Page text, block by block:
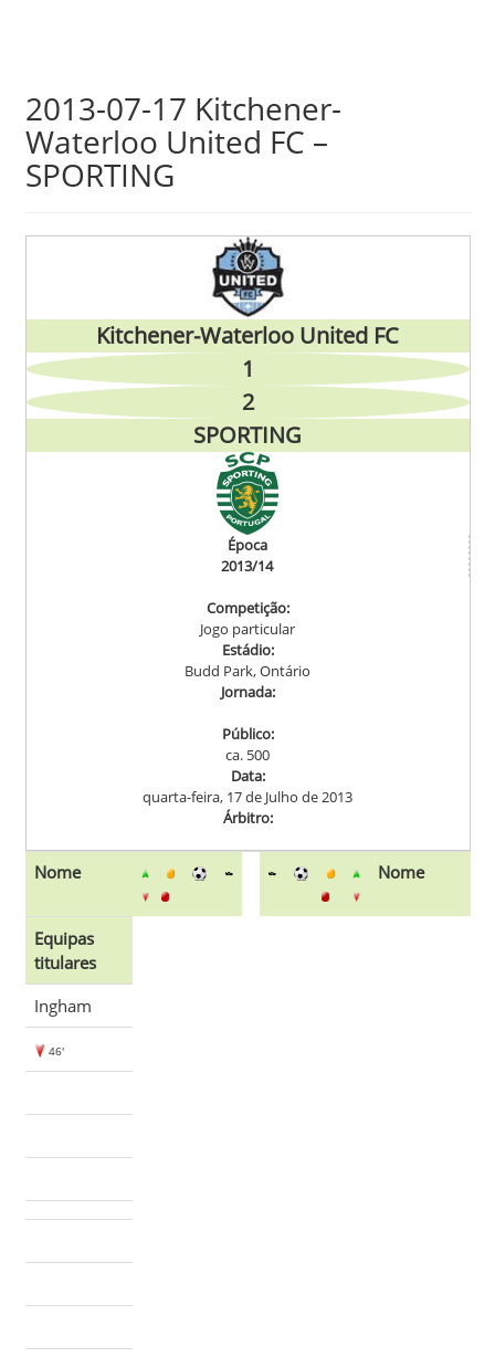
main
content
2013-07-17 Kitchener-
Waterloo United FC –
SPORTING
Kitchener-Waterloo United FC
1
2
SPORTING
Época
2013/14
Competição:
Jogo particular
Estádio:
Budd Park, Ontário
Jornada:
Público:
ca. 500
Data:
quarta-feira, 17 de Julho de 2013
Árbitro:
Nome Nome
Equipas
titulares
Ingham
46'